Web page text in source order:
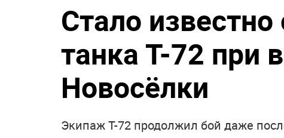
Стало
танка Т-72 при
Новосёлки
Экипаж Т-72 продолжил бой даже